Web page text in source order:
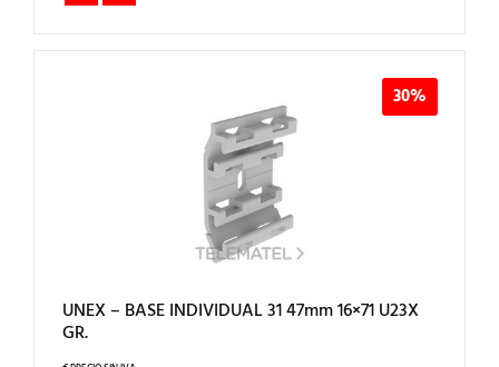
30%
UNEX – BASE INDIVIDUAL 31 47mm 16×71 U23X
GR.